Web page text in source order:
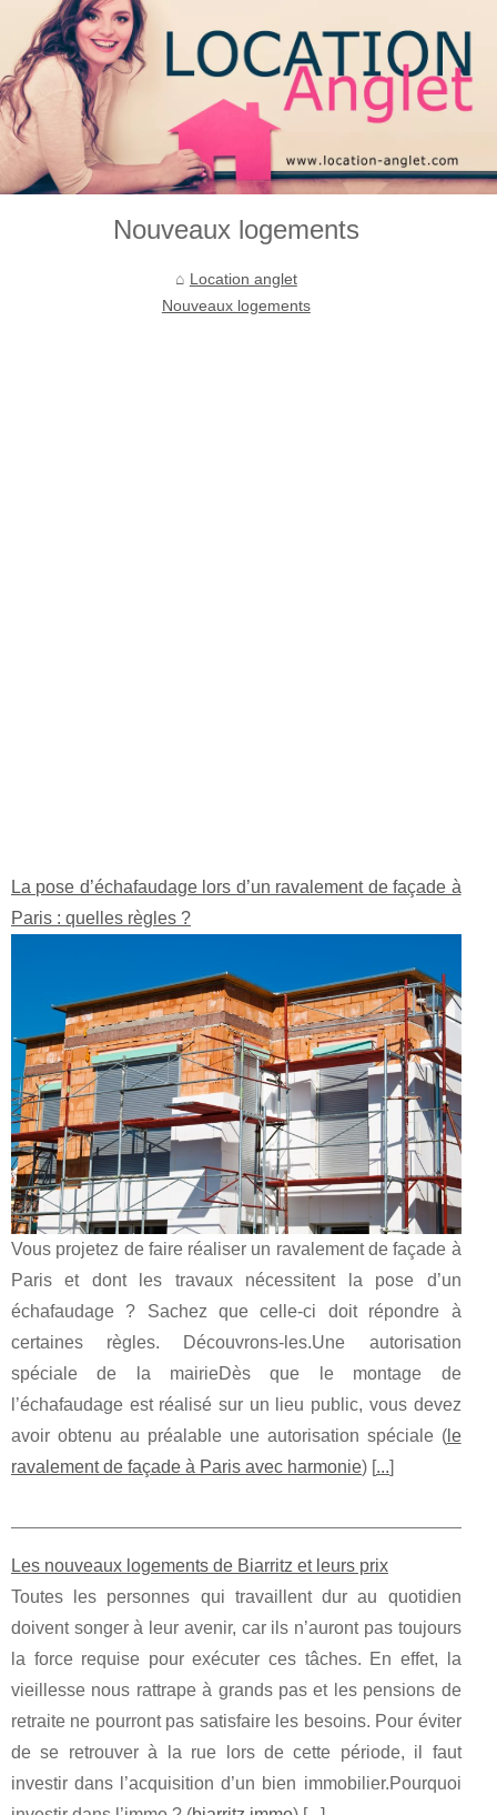
Nouveaux logements
Location anglet
Nouveaux logements
La pose d’échafaudage lors d’un ravalement de façade à
Paris : quelles règles ?
Vous projetez de faire réaliser un ravalement de façade à
Paris et dont les travaux nécessitent la pose d’un
échafaudage ? Sachez que celle-ci doit répondre à
certaines règles. Découvrons-les.Une autorisation
spéciale de la mairieDès que le montage de
l’échafaudage est réalisé sur un lieu public, vous devez
avoir obtenu au préalable une autorisation spéciale (le
ravalement de façade à Paris avec harmonie) [...]
Les nouveaux logements de Biarritz et leurs prix
Toutes les personnes qui travaillent dur au quotidien
doivent songer à leur avenir, car ils n’auront pas toujours
la force requise pour exécuter ces tâches. En effet, la
vieillesse nous rattrape à grands pas et les pensions de
retraite ne pourront pas satisfaire les besoins. Pour éviter
de se retrouver à la rue lors de cette période, il faut
investir dans l’acquisition d’un bien immobilier.Pourquoi